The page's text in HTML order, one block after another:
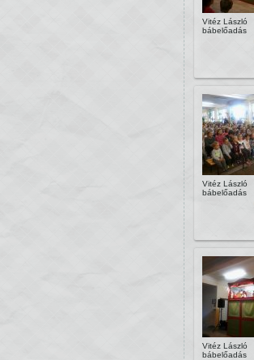
Vitéz László
bábelőadás
Vitéz László
bábelőadás
Vitéz László
bábelőadás